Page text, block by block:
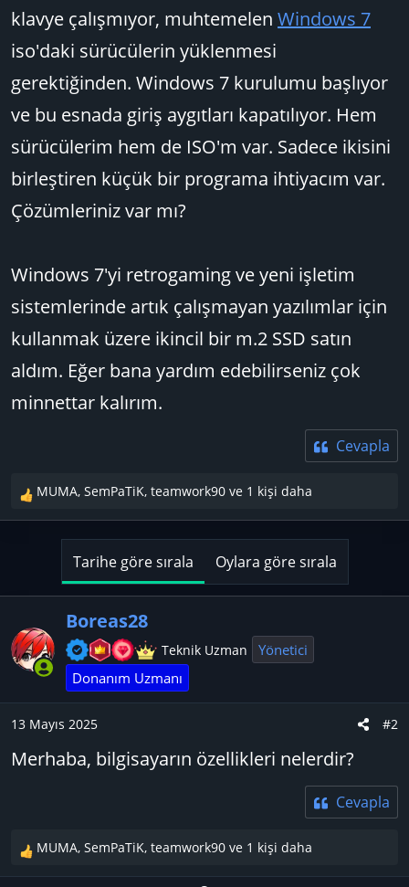
a
t
n
a
r
i
h
i
klavye çalışmıyor, muhtemelen Windows 7
iso'daki sürücülerin yüklenmesi
gerektiğinden. Windows 7 kurulumu başlıyor
ve bu esnada giriş aygıtları kapatılıyor. Hem
sürücülerim hem de ISO'm var. Sadece ikisini
birleştiren küçük bir programa ihtiyacım var.
Çözümleriniz var mı?
Windows 7'yi retrogaming ve yeni işletim
sistemlerinde artık çalışmayan yazılımlar için
kullanmak üzere ikincil bir m.2 SSD satın
aldım. Eğer bana yardım edebilirseniz çok
minnettar kalırım.
Cevapla
T
e
l
r
:
MUMA, SemPaTiK, teamwork90 ve 1 kişi daha
Tarihe göre sırala Oylara göre sırala
Boreas28
Teknik Uzman
Yönetici
Donanım Uzmanı
13 Mayıs 2025 #2
Merhaba, bilgisayarın özellikleri nelerdir?
Cevapla
T
e
MUMA, SemPaTiK, teamwork90 ve 1 kişi daha